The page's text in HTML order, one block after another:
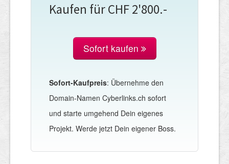
Kaufen für CHF 2'800.-
Sofort kaufen
Sofort-Kaufpreis: Übernehme den
Domain-Namen Cyberlinks.ch sofort
und starte umgehend Dein eigenes
Projekt. Werde jetzt Dein eigener Boss.